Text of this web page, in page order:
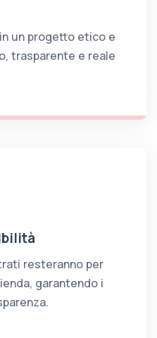
un progetto etico e
trasparente e reale
resteranno per
garantendo i